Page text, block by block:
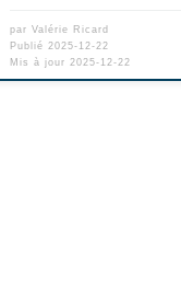
parValérie Ricard
Publié2025-12-22
Mis à jour 2025-12-22